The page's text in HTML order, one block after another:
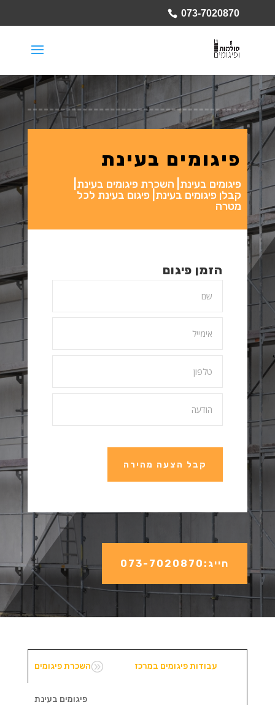
073-7020870
פיגומים בעינת
פיגומים בעינת| השכרת פיגומים בעינת|
קבלן פיגומים בעינת| פיגום בעינת לכל
מטרה
הזמן פיגום
קבל הצעה מהירה
חייג:073-7020870
Aהשכרת פיגומים עבודות פיגומים במרכז
פיגומים בעינת